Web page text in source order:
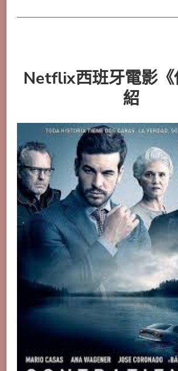
Netflix西班牙電影《
紹